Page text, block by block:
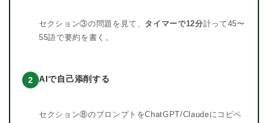
セクション③の問題を見て、 タイマーで12分計って45〜
55語で要約を書く。
2 AIで自己添削する
セクション⑧のプロンプトをChatGPT/Claudeにコピペ